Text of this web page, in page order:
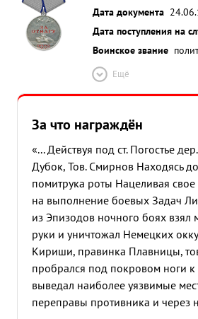
Дата документа
Дата поступления на
Воинское звание
Ещё
За что награждён
«... Действуя под ст. Погостье
Дубок, Тов. Смирнов Находясь
помитрука роты Нацеливая
на выполнение боевых Задач
из Эпизодов ночного боях взял
руки и уничтожал Немецких
Кириши, правинка Плавницы,
пробрался под покровом ноги к
выведал наиболее уязвимые
переправы противника и через